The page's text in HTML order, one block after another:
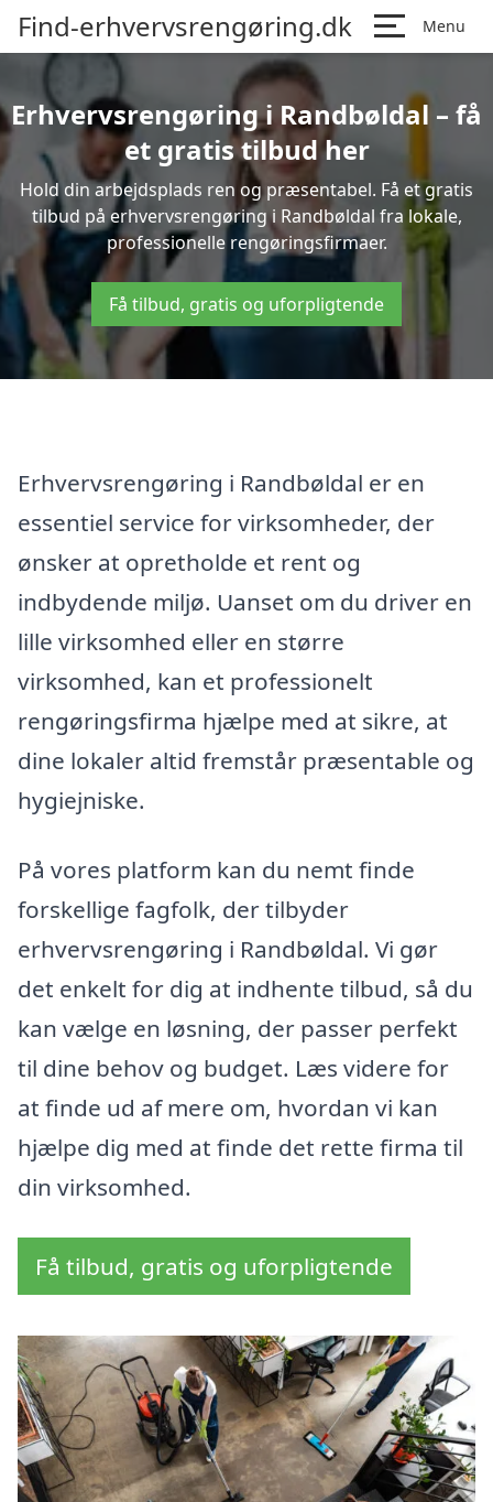
Find-erhvervsrengøring.dk Menu
Erhvervsrengøring i Randbøldal – få
et gratis tilbud her
Hold din arbejdsplads ren og præsentabel. Få et gratis
tilbud på erhvervsrengøring i Randbøldal fra lokale,
professionelle rengøringsfirmaer.
Få tilbud, gratis og uforpligtende
Erhvervsrengøring i Randbøldal er en
essentiel service for virksomheder, der
ønsker at opretholde et rent og
indbydende miljø. Uanset om du driver en
lille virksomhed eller en større
virksomhed, kan et professionelt
rengøringsfirma hjælpe med at sikre, at
dine lokaler altid fremstår præsentable og
hygiejniske.
På vores platform kan du nemt finde
forskellige fagfolk, der tilbyder
erhvervsrengøring i Randbøldal. Vi gør
det enkelt for dig at indhente tilbud, så du
kan vælge en løsning, der passer perfekt
til dine behov og budget. Læs videre for
at finde ud af mere om, hvordan vi kan
hjælpe dig med at finde det rette firma til
din virksomhed.
Få tilbud, gratis og uforpligtende